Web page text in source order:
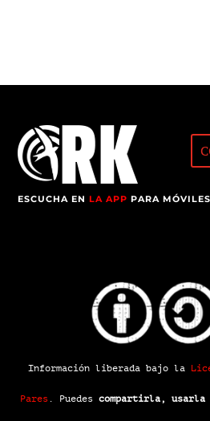
ESCUCHA ENLA APP PARA
Información liberada bajo la
Pares. Puedes compartirla,